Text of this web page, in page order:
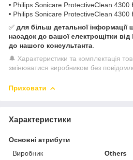
• Philips Sonicare ProtectiveClean 4300
• Philips Sonicare ProtectiveClean 4300
✅ для більш детальної інформації
насадок до вашої електрощітки
до нашого консультанта
🔔 Характеристики та комплектація
змінюватися виробником без
Приховати
Характеристики
Основні атрибути
Виробник
Others